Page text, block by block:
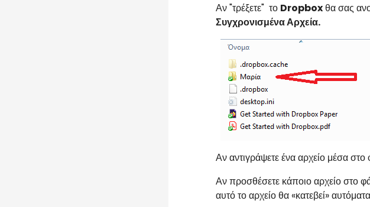
Αν "τρέξετε" το Dropboxθα σας
Συγχρονισμένα Αρχεία.
Αν αντιγράψετε ένα αρχείο μέσα
Αν προσθέσετε κάποιο αρχείο στο
αυτό το αρχείο θα «κατεβεί»